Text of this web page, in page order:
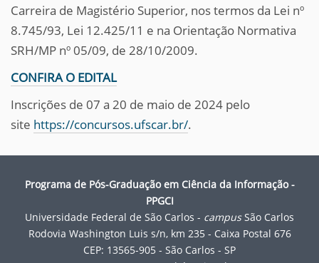
Carreira de Magistério Superior, nos termos da Lei nº
8.745/93, Lei 12.425/11 e na Orientação Normativa
SRH/MP nº 05/09, de 28/10/2009.
CONFIRA O EDITAL
Inscrições de 07 a 20 de maio de 2024 pelo
site https://concursos.ufscar.br/.
Programa de Pós-Graduação em Ciência da Informação -
PPGCI
Universidade Federal de São Carlos - campusSão Carlos
Rodovia Washington Luis s/n, km 235 - Caixa Postal 676
CEP: 13565-905 - São Carlos - SP